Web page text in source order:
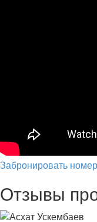
Забронировать номер
Отзывы